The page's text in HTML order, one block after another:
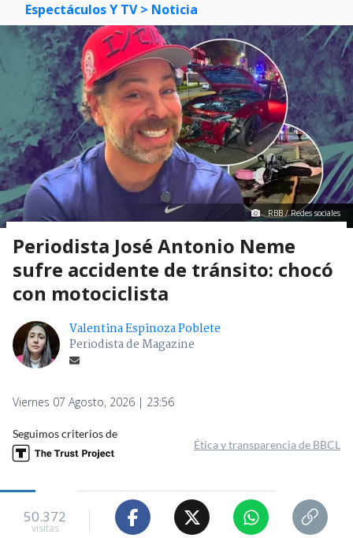
Espectáculos Y TV > Noticia
RBB / Redes sociales
Periodista José Antonio Neme
sufre accidente de tránsito: chocó
con motociclista
Valentina Espinoza Poblete
Periodista de Magazine
Viernes 07 Agosto, 2026 | 23:56
Seguimos criterios de
Ética y transparencia de BBCL
50.372
visitas